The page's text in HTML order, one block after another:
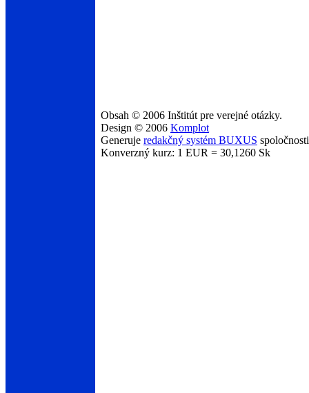
Obsah © 2006 Inštitút pre verejné otázky.
Design © 2006 Komplot
Generuje redakčný systém BUXUS
Konverzný kurz: 1 EUR = 30,1260 Sk